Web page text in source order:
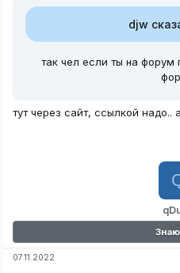
djw
так чел если ты на
тут через сайт, ссылкой надо..
07.11.2022